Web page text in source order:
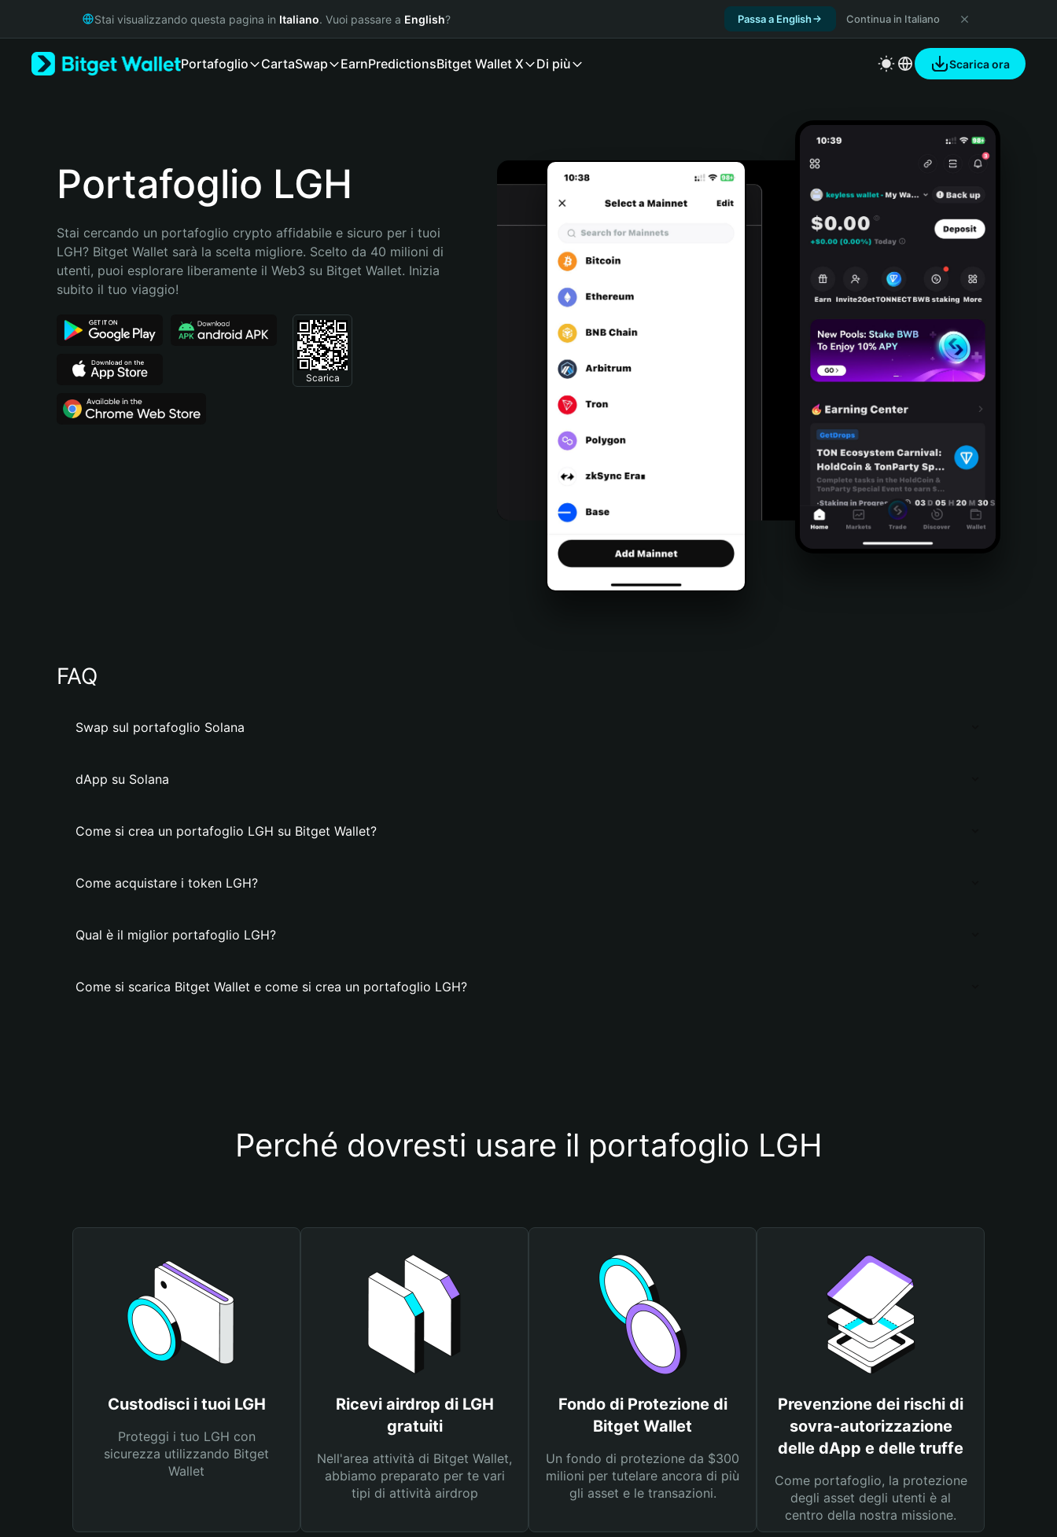
Русский
Bahasa Indonesia
Português (Brasil)
Stai visualizzando questa pagina in Italiano. Vuoi passare a English? Passa a English Continua in Italiano
Portafoglio CartaSwap EarnPredictionsBitget Wallet X Di più Scarica ora
Portafoglio LGH
Stai cercando un portafoglio crypto affidabile e sicuro per i tuoi
LGH? Bitget Wallet sarà la scelta migliore. Scelto da 40 milioni di
utenti, puoi esplorare liberamente il Web3 su Bitget Wallet. Inizia
subito il tuo viaggio!
Scarica
FAQ
Swap sul portafoglio Solana
dApp su Solana
Come si crea un portafoglio LGH su Bitget Wallet?
Come acquistare i token LGH?
Qual è il miglior portafoglio LGH?
Come si scarica Bitget Wallet e come si crea un portafoglio LGH?
Perché dovresti usare il portafoglio LGH
Custodisci i tuoi LGH
Proteggi i tuo LGH con
sicurezza utilizzando Bitget
Wallet
Ricevi airdrop di LGH
gratuiti
Nell'area attività di Bitget Wallet,
abbiamo preparato per te vari
tipi di attività airdrop
Fondo di Protezione di
Bitget Wallet
Un fondo di protezione da $300
milioni per tutelare ancora di più
gli asset e le transazioni.
Prevenzione dei rischi di
sovra-autorizzazione
delle dApp e delle truffe
Come portafoglio, la protezione
degli asset degli utenti è al
centro della nostra missione.